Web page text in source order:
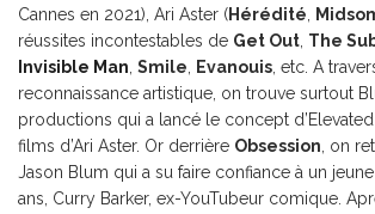
Cannes en 2021), Ari Aster (Hérédité,
réussites incontestables de Get Out, The
Invisible Man, Smile, Evanouis, etc. A
reconnaissance artistique, on trouve surtout
productions qui a lancé le concept
films d’Ari Aster. Or derrière Obsession, on
Jason Blum qui a su faire confiance à un
ans, Curry Barker, ex-YouTubeur comique.